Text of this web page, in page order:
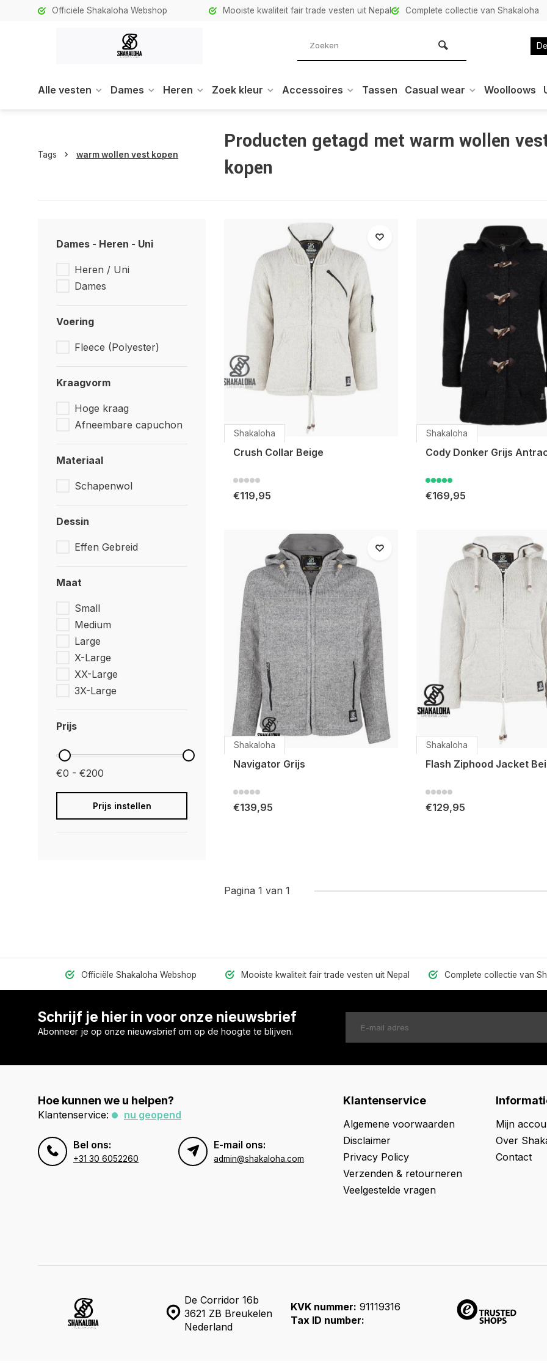
Officiële Shakaloha Webshop Mooiste kwaliteit fair trade vesten uit Nepal Complete collectie van Shakaloha
Alle vesten Dames Heren Zoek kleur Accessoires Tassen Casual wear Woolloows
Tags warm wollen vest kopen
Producten getagd met warm wollen
kopen
Dames - Heren - Uni
Heren / Uni
Dames
Voering
Fleece (Polyester)
Kraagvorm
Hoge kraag
Afneembare capuchon
Materiaal
Schapenwol
Dessin
Effen Gebreid
Maat
Small
Medium
Large
X-Large
XX-Large
3X-Large
Prijs
€0 - €200
Prijs instellen
Shakaloha
Crush Collar Beige
€119,95
Shakaloha
Cody Donker Grijs
€169,95
Shakaloha
Navigator Grijs
€139,95
Shakaloha
Flash Ziphood Jacket
€129,95
Pagina 1 van 1
Officiële Shakaloha Webshop Mooiste kwaliteit fair trade vesten uit Nepal Complete collectie van
Schrijf je hier in voor onze nieuwsbrief
Abonneer je op onze nieuwsbrief om op de hoogte te blijven.
Hoe kunnen we u helpen?
Klantenservice: nu geopend
Bel ons:
+31 30 6052260
E-mail ons:
admin@shakaloha.com
Klantenservice
Algemene voorwaarden
Disclaimer
Privacy Policy
Verzenden & retourneren
Veelgestelde vragen
Mijn
Over
Contact
De Corridor 16b
3621 ZB Breukelen
Nederland
KVK nummer: 91119316
Tax ID number: